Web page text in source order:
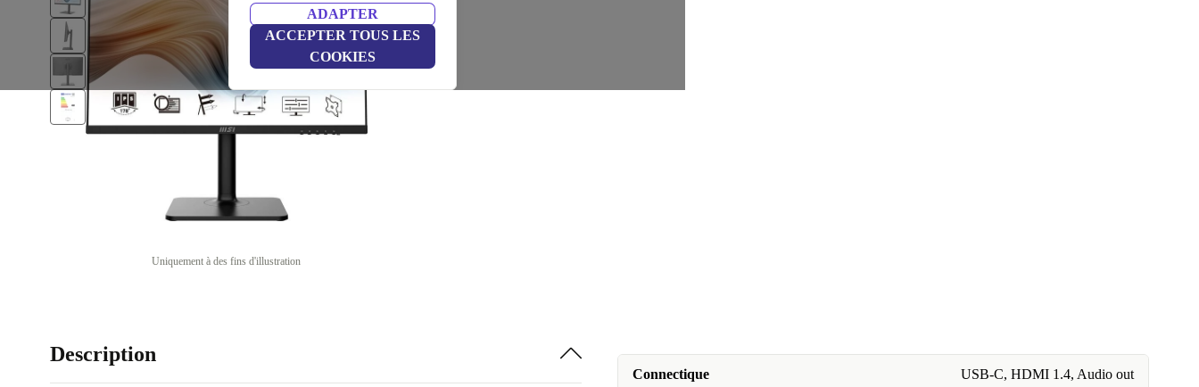
ADAPTER
ACCEPTER TOUS LES
COOKIES
Uniquement à des fins d'illustration
Connectique USB-C, HDMI 1.4, Audio out
Description